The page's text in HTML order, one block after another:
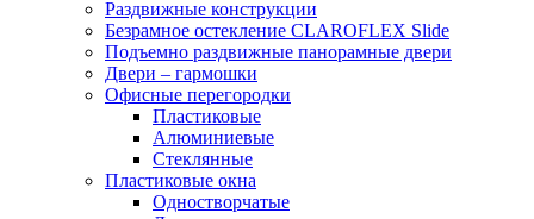
Раздвижные конструкции
Безрамное остекление CLAROFLEX Slide
Подъемно раздвижные панорамные двери
Двери – гармошки
Офисные перегородки
Пластиковые
Алюминиевые
Стеклянные
Пластиковые окна
Одностворчатые